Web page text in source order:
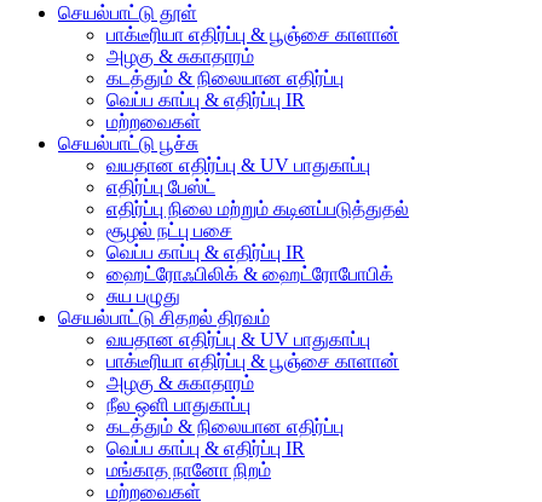
செயல்பாட்டு தூள்
பாக்டீரியா எதிர்ப்பு & பூஞ்சை காளான்
அழகு & சுகாதாரம்
கடத்தும் & நிலையான எதிர்ப்பு
வெப்ப காப்பு & எதிர்ப்பு IR
மற்றவைகள்
செயல்பாட்டு பூச்சு
வயதான எதிர்ப்பு & UV பாதுகாப்பு
எதிர்ப்பு பேஸ்ட்
எதிர்ப்பு நிலை மற்றும் கடினப்படுத்துதல்
சூழல் நட்பு பசை
வெப்ப காப்பு & எதிர்ப்பு IR
ஹைட்ரோஃபிலிக் & ஹைட்ரோபோபிக்
சுய பழுது
செயல்பாட்டு சிதறல் திரவம்
வயதான எதிர்ப்பு & UV பாதுகாப்பு
பாக்டீரியா எதிர்ப்பு & பூஞ்சை காளான்
அழகு & சுகாதாரம்
நீல ஒளி பாதுகாப்பு
கடத்தும் & நிலையான எதிர்ப்பு
வெப்ப காப்பு & எதிர்ப்பு IR
மங்காத நானோ நிறம்
மற்றவைகள்